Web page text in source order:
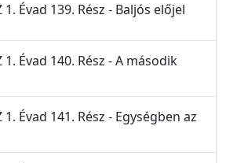
Évad 139. Rész - Baljós előjel
Évad 140. Rész - A második
Évad 141. Rész - Egységben az